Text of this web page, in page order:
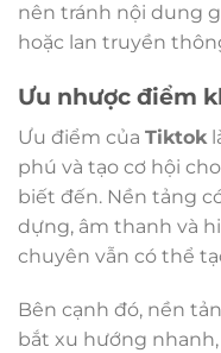
nên tránh nội dung
hoặc lan truyền
Ưu nhược điểm
Ưu điểm của Tiktok
phú và tạo cơ hội
biết đến. Nền tảng
dựng, âm thanh và
chuyên vẫn có thể
Bên cạnh đó, nền
bắt xu hướng